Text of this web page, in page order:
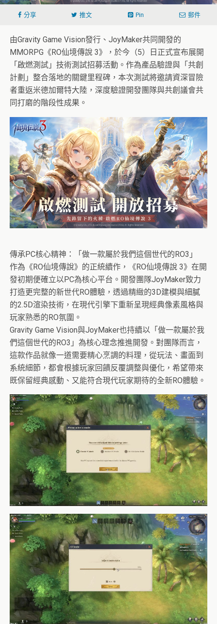
分享 推文 Pin 郵件
由Gravity Game Vision發行、JoyMaker共同開發的
MMORPG《RO仙境傳說 3》，於今（5）日正式宣布展開
「啟燃測試」技術測試招募活動。作為產品驗證與「共創
計劃」整合落地的關鍵里程碑，本次測試將邀請資深冒險
者重返米德加爾特大陸，深度驗證開發團隊與共創議會共
同打磨的階段性成果。
傳承PC核心精神：「做一款屬於我們這個世代的RO3」
作為《RO仙境傳說》的正統續作，《RO仙境傳說 3》在開
發初期便確立以PC為核心平台。開發團隊JoyMaker致力
打造更完整的新世代RO體驗，透過精緻的3D建模與細膩
的2.5D渲染技術，在現代引擎下重新呈現經典像素風格與
玩家熟悉的RO氛圍。
Gravity Game Vision與JoyMaker也持續以「做一款屬於我
們這個世代的RO3」為核心理念推進開發。對團隊而言，
這款作品就像一道需要精心烹調的料理，從玩法、畫面到
系統細節，都會根據玩家回饋反覆調整與優化，希望帶來
既保留經典感動、又能符合現代玩家期待的全新RO體驗。